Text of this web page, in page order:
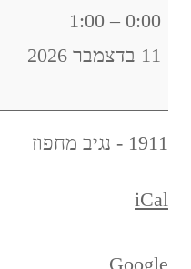
היום
יומולדתו
0:00
–
1:00
11 בדצמבר 2026
1911 - נגיב מחפוז
iCal
Google